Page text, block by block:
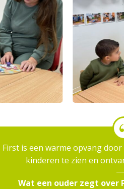
First is een warme opvang
kinderen te zien en
Wat een ouder zegt over